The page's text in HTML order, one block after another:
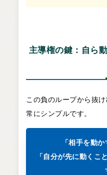
主導権の鍵：自ら
この負のループから抜
常にシンプルです。
「相手を動
「自分が先に動くこ